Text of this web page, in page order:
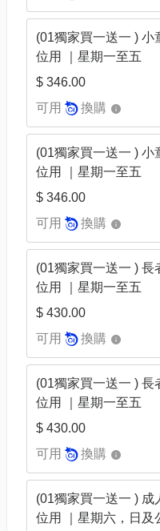
(01獨家買一送一 ) 小
位用 ｜星期一至五
$ 346.00
可用
換購
(01獨家買一送一 ) 小
位用 ｜星期一至五
$ 346.00
可用
換購
(01獨家買一送一 ) 長
位用 ｜星期一至五
$ 430.00
可用
換購
(01獨家買一送一 ) 長
位用 ｜星期一至五
$ 430.00
可用
換購
(01獨家買一送一 ) 成
位用 ｜星期六，日及